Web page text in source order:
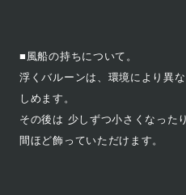
■風船の持ちについて。
浮くバルーンは、環境により異
しめます。
その後は 少しずつ小さくなった
間ほど飾っていただけます。